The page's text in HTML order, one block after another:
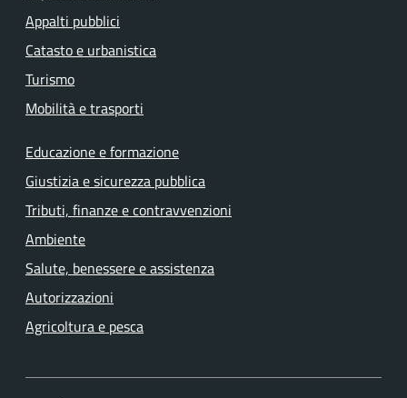
Appalti pubblici
Catasto e urbanistica
Turismo
Mobilità e trasporti
Educazione e formazione
Giustizia e sicurezza pubblica
Tributi, finanze e contravvenzioni
Ambiente
Salute, benessere e assistenza
Autorizzazioni
Agricoltura e pesca